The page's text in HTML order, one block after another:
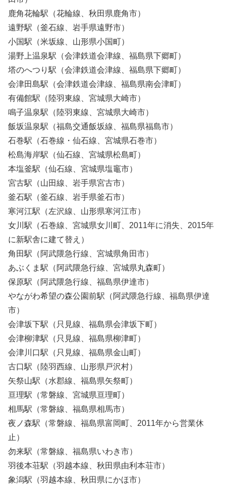
鹿角花輪駅（花輪線、秋田県鹿角市）
遠野駅（釜石線、岩手県遠野市）
小国駅（米坂線、山形県小国町）
湯野上温泉駅（会津鉄道会津線、福島県下郷町）
塔のへつり駅（会津鉄道会津線、福島県下郷町）
会津田島駅（会津鉄道会津線、福島県南会津町）
有備館駅（陸羽東線、宮城県大崎市）
鳴子温泉駅（陸羽東線、宮城県大崎市）
飯坂温泉駅（福島交通飯坂線、福島県福島市）
石巻駅（石巻線・仙石線、宮城県石巻市）
松島海岸駅（仙石線、宮城県松島町）
本塩釜駅（仙石線、宮城県塩竈市）
宮古駅（山田線、岩手県宮古市）
釜石駅（釜石線、岩手県釜石市）
寒河江駅（左沢線、山形県寒河江市）
女川駅（石巻線、宮城県女川町、2011年に消失、2015年
に新駅舎に建て替え）
角田駅（阿武隈急行線、宮城県角田市）
あぶくま駅（阿武隈急行線、宮城県丸森町）
保原駅（阿武隈急行線、福島県伊達市）
やながわ希望の森公園前駅（阿武隈急行線、福島県伊達
市）
会津坂下駅（只見線、福島県会津坂下町）
会津柳津駅（只見線、福島県柳津町）
会津川口駅（只見線、福島県金山町）
古口駅（陸羽西線、山形県戸沢村）
矢祭山駅（水郡線、福島県矢祭町）
亘理駅（常磐線、宮城県亘理町）
相馬駅（常磐線、福島県相馬市）
夜ノ森駅（常磐線、福島県富岡町、2011年から営業休
止）
勿来駅（常磐線、福島県いわき市）
羽後本荘駅（羽越本線、秋田県由利本荘市）
象潟駅（羽越本線、秋田県にかほ市）